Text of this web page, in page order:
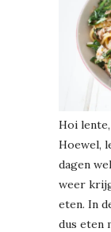
Hoi
Hoewel,
dagen
weer
eten. In
dus eten